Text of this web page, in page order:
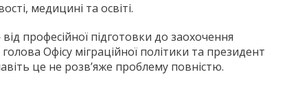
медицині та освіті.
професійної підготовки до заохочення
Офісу міграційної політики та президент
це не розв’яже проблему повністю.